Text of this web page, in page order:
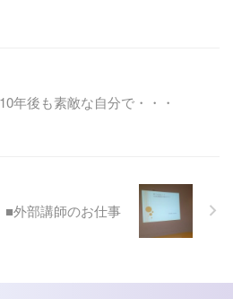
年後も素敵な自分で・・・
■外部講師のお仕事